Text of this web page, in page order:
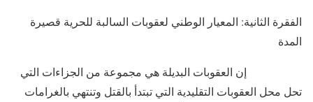
الفقرة الثانية: المعيار الوطني لعقوبات السالبة للحرية قصيرة
المدة
إن العقوبات البديلة هي مجموعة من الجزاءات التي
تحل محل العقوبات التقليدية التي تبتدأ بالقتل وتنتهي بالغرامات